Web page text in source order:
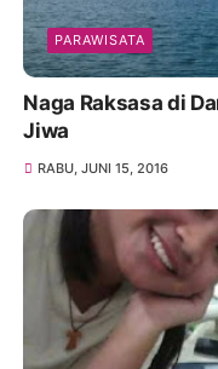
PARAWISATA
Naga Raksasa di
Jiwa
RABU, JUNI 15, 2016